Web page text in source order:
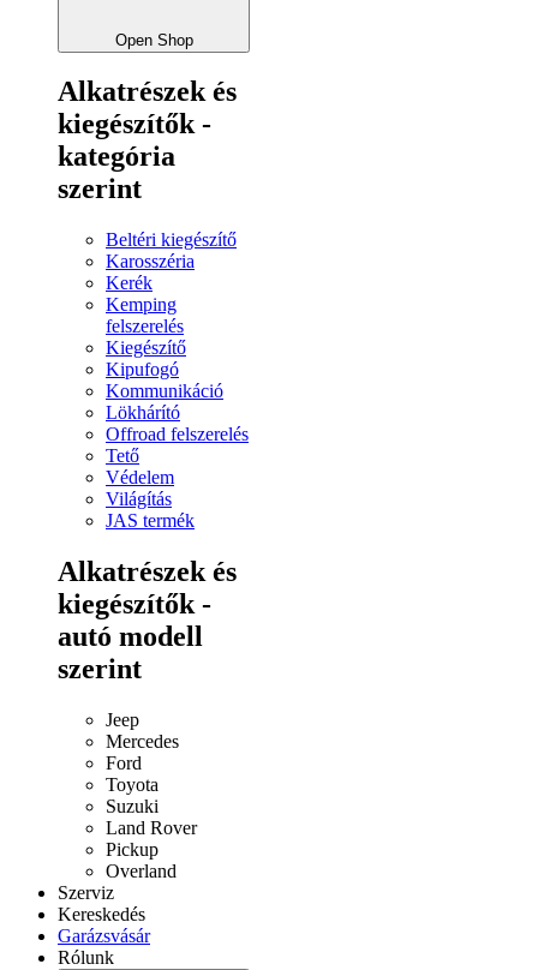
Open Shop
Alkatrészek és
kiegészítők -
kategória
szerint
Beltéri kiegészítő
Karosszéria
Kerék
Kemping
felszerelés
Kiegészítő
Kipufogó
Kommunikáció
Lökhárító
Offroad felszerelés
Tető
Védelem
Világítás
JAS termék
Alkatrészek és
kiegészítők -
autó modell
szerint
Jeep
Mercedes
Ford
Toyota
Suzuki
Land Rover
Pickup
Overland
Szerviz
Kereskedés
Garázsvásár
Rólunk